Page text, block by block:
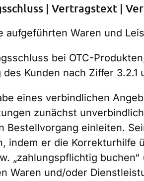
| Vertragstext |
aufgeführten Waren und
bei OTC-
des Kunden nach Ziffer
eines verbindlichen
zunächst
Bestellvorgang einleiten.
indem er die Korrekturhilfe
„zahlungspflichtig
Waren und/oder